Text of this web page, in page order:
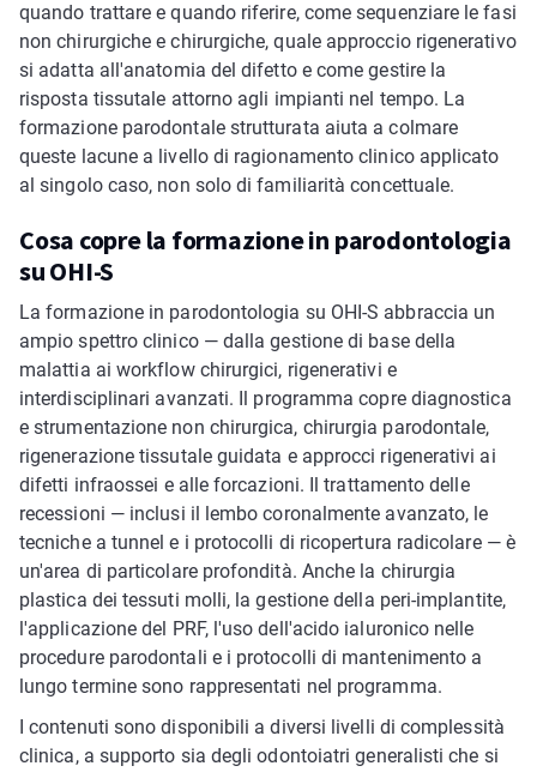
quando trattare e quando riferire, come sequenziare le fasi
non chirurgiche e chirurgiche, quale approccio rigenerativo
si adatta all'anatomia del difetto e come gestire la
risposta tissutale attorno agli impianti nel tempo. La
formazione parodontale strutturata aiuta a colmare
queste lacune a livello di ragionamento clinico applicato
al singolo caso, non solo di familiarità concettuale.
Cosa copre la formazione in parodontologia
su OHI-S
La formazione in parodontologia su OHI-S abbraccia un
ampio spettro clinico — dalla gestione di base della
malattia ai workflow chirurgici, rigenerativi e
interdisciplinari avanzati. Il programma copre diagnostica
e strumentazione non chirurgica, chirurgia parodontale,
rigenerazione tissutale guidata e approcci rigenerativi ai
difetti infraossei e alle forcazioni. Il trattamento delle
recessioni — inclusi il lembo coronalmente avanzato, le
tecniche a tunnel e i protocolli di ricopertura radicolare — è
un'area di particolare profondità. Anche la chirurgia
plastica dei tessuti molli, la gestione della peri-implantite,
l'applicazione del PRF, l'uso dell'acido ialuronico nelle
procedure parodontali e i protocolli di mantenimento a
lungo termine sono rappresentati nel programma.
I contenuti sono disponibili a diversi livelli di complessità
clinica, a supporto sia degli odontoiatri generalisti che si